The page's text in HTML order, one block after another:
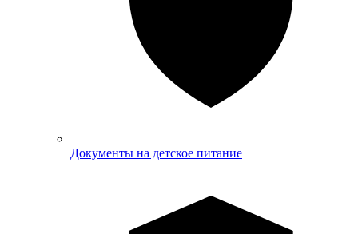
Документы на детское питание